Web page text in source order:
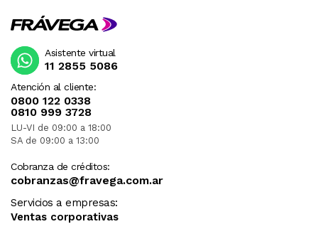
Atención al cliente:
0800 122 0338
0810 999 3728
LU-VI de 09:00 a 18:00
SA de 09:00 a 13:00
Cobranza de créditos:
cobranzas@fravega.com.ar
Servicios a empresas:
Ventas corporativas
Asistente virtual
11 2855 5086